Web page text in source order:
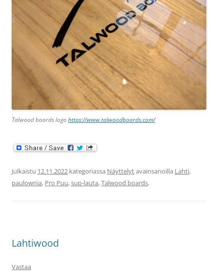
Talwood boards logo https://www.talwoodboards.com/
Julkaistu 12.11.2022 kategoriassa Näyttelytavainsanoilla Lahti,
paulownia, Pro Puu,sup-lauta,Talwood boards.
Lahtiwood
Vastaa